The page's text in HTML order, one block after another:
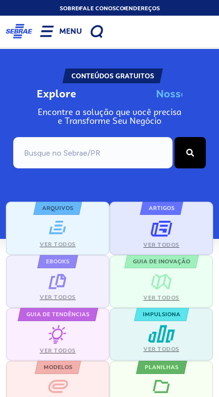
SOBREFALE CONOSCOENDEREÇOS
MENU
CONTEÚDOS GRATUITOS
Explore No
Encontre a solução que você precisa
e Transforme Seu Negócio
ARQUIVOS
VER TODOS
ARTIGOS
VER TODOS
EBOOKS
VER TODOS
GUIA DE INOVAÇÃO
VER TODOS
GUIA DE TENDÊNCIAS
VER TODOS
IMPULSIONA
VER TODOS
MODELOS PLANILHAS